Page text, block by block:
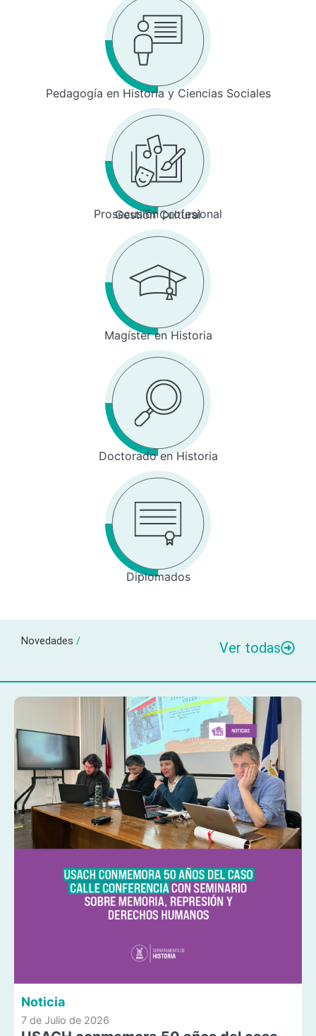
Pedagogía en Historia y Ciencias Sociales
Prosecusión profesional
Gestión Cultural
Magíster en Historia
Doctorado en Historia
Diplomados
Novedades / Ver todas
Noticia
7 de Julio de 2026